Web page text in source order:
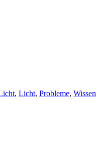
, Licht, Probleme, Wissen